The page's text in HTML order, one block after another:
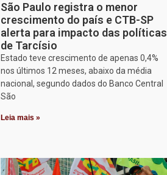
São Paulo registra o menor
crescimento do país e CTB-SP
alerta para impacto das políticas
de Tarcísio
Estado teve crescimento de apenas 0,4%
nos últimos 12 meses, abaixo da média
nacional, segundo dados do Banco Central
São
Leia mais »